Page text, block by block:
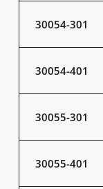
30054-301
30054-401
30055-301
30055-401